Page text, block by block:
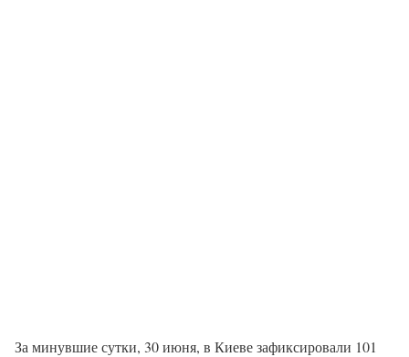
За минувшие сутки, 30 июня, в Киеве зафиксировали 101